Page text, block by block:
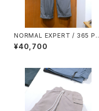
NORMAL EXPERT / 365 PA
NTS
¥40,700